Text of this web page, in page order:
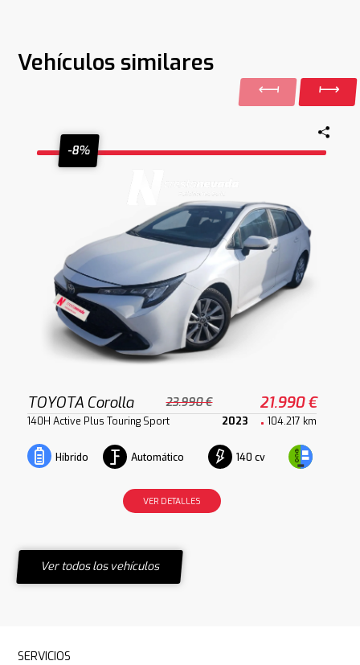
Vehículos similares
-8%
TOYOTA Corolla 23.990 € 21.990 €
140H Active Plus Touring Sport 2023 104.217 km
Híbrido Automático 140 cv
VER DETALLES
Ver todos los vehículos
SERVICIOS